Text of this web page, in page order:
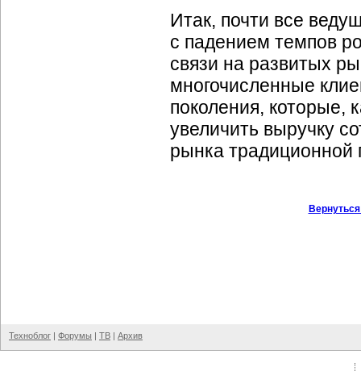
Итак, почти все
с падением темпов
связи на развитых
многочисленные
поколения, которые,
увеличить выручку
рынка традиционной
Техноблог | Форумы | ТВ | Архив